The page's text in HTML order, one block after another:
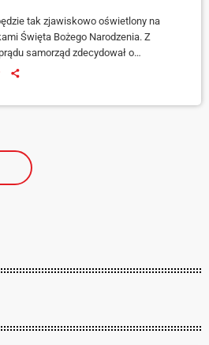
tak zjawiskowo oświetlony na
Święta Bożego Narodzenia. Z
samorząd zdecydował o
instalacje bożonarodzeniowe - na rynku